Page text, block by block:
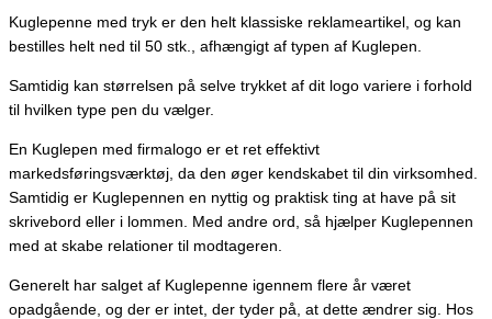
Kuglepenne med tryk er den helt klassiske reklameartikel, og kan
bestilles helt ned til 50 stk., afhængigt af typen af Kuglepen.
Samtidig kan størrelsen på selve trykket af dit logo variere i forhold
til hvilken type pen du vælger.
En Kuglepen med firmalogo er et ret effektivt
markedsføringsværktøj, da den øger kendskabet til din virksomhed.
Samtidig er Kuglepennen en nyttig og praktisk ting at have på sit
skrivebord eller i lommen. Med andre ord, så hjælper Kuglepennen
med at skabe relationer til modtageren.
Generelt har salget af Kuglepenne igennem flere år været
opadgående, og der er intet, der tyder på, at dette ændrer sig. Hos